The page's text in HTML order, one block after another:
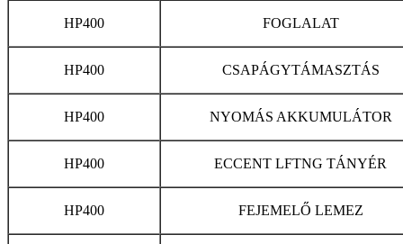
HP400 FOGLALAT
HP400 CSAPÁGYTÁMASZTÁS
HP400 NYOMÁS AKKUMULÁTOR
HP400 ECCENT LFTNG TÁNYÉR
HP400 FEJEMELŐ LEMEZ